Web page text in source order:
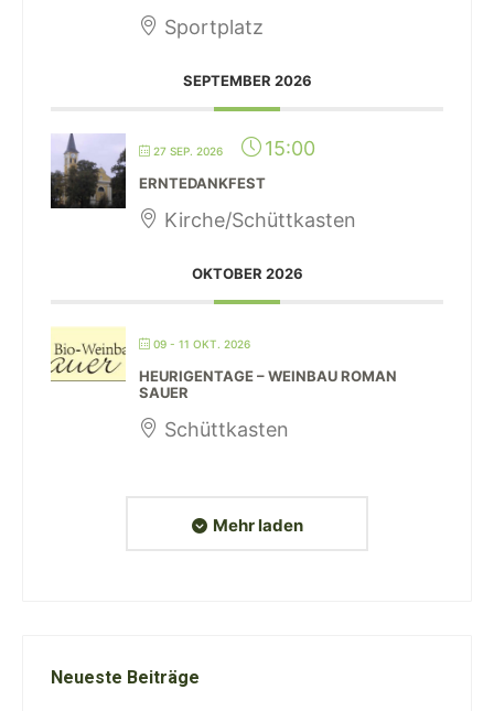
Sportplatz
SEPTEMBER 2026
27 SEP. 2026 15:00
ERNTEDANKFEST
Kirche/Schüttkasten
OKTOBER 2026
09 - 11 OKT. 2026
HEURIGENTAGE – WEINBAU ROMAN
SAUER
Schüttkasten
Mehr laden
Neueste Beiträge